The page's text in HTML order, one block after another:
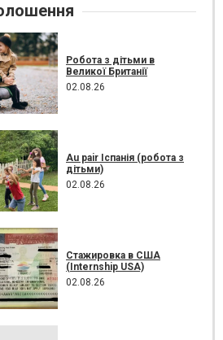
Робота з дітьми в
Великої Британії
02.08.26
Au pair Іспанія (робота з
дітьми)
02.08.26
Стажировка в США
(Internship USA)
02.08.26